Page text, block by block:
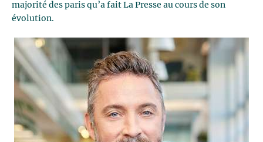
majorité des paris qu’a fait La Presse au cours de son
évolution.